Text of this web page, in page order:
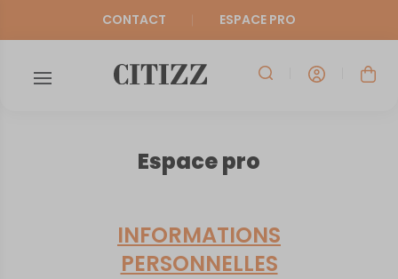
CONTACT ESPACE PRO
Espace pro
INFORMATIONS
PERSONNELLES